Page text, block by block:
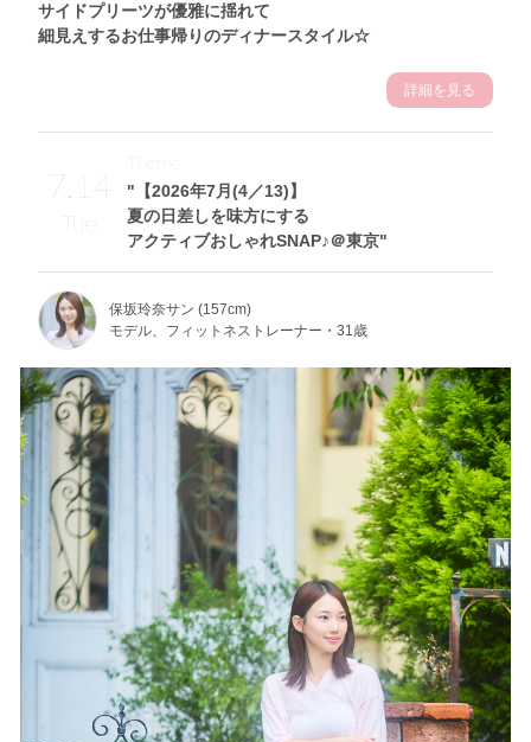
サイドプリーツが優雅に揺れて
細見えするお仕事帰りのディナースタイル☆
詳細を見る
7.14
Tue
"【2026年7月(4／13)】
夏の日差しを味方にする
アクティブおしゃれSNAP♪＠東京"
Theme
保坂玲奈サン (157cm)
モデル、フィットネストレーナー・31歳